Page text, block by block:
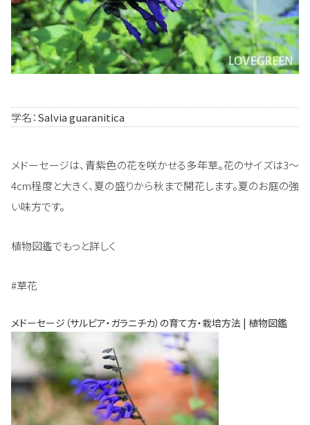
学名：Salvia guaranitica
メドーセージは、青紫色の花を咲かせる多年草。花のサイズは3～
4cm程度と大きく、夏の盛りから秋まで開花します。夏のお庭の強
い味方です。
植物図鑑でもっと詳しく
#草花
メドーセージ（サルビア・ガラニチカ）の育て方・栽培方法 | 植物図鑑